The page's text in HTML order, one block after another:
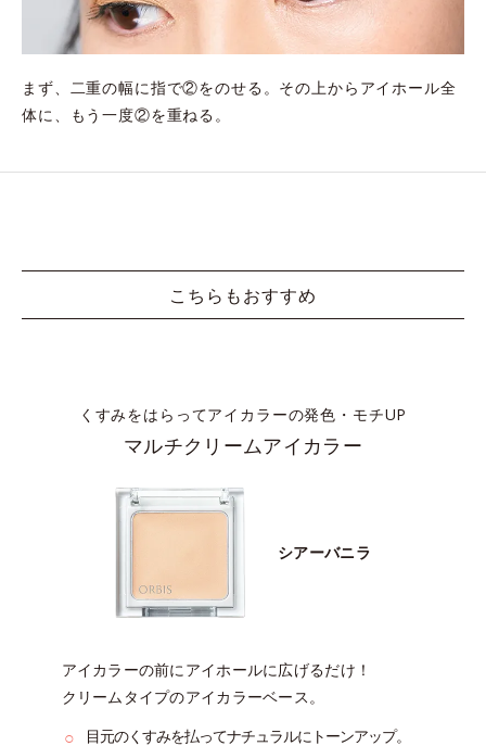
まず、二重の幅に指で②をのせる。その上からアイホール全
体に、もう一度②を重ねる。
こちらもおすすめ
くすみをはらってアイカラーの発色・モチUP
マルチクリームアイカラー
シアーバニラ
アイカラーの前にアイホールに広げるだけ！
クリームタイプのアイカラーベース。
○ 目元のくすみを払ってナチュラルにトーンアップ。